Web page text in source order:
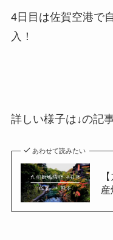
4日目は佐賀空港で
入！
詳しい様子は↓の記
あわせて読みたい
産